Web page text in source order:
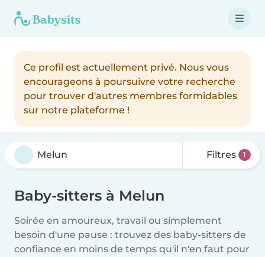
Ce profil est actuellement privé. Nous vous
encourageons à poursuivre votre recherche
pour trouver d'autres membres formidables
sur notre plateforme !
Filtres 1
Baby-sitters à Melun
Soirée en amoureux, travail ou simplement
besoin d'une pause : trouvez des baby-sitters de
confiance en moins de temps qu'il n'en faut pour